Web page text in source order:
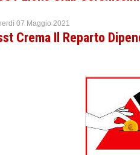
07 Maggio 2021
Crema Il Reparto